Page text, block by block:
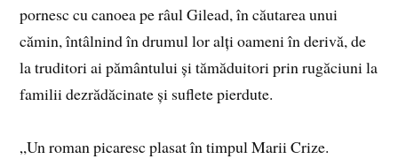
pornesc cu canoea pe râul Gilead, în căutarea unui
cămin, întâlnind în drumul lor alți oameni în derivă, de
la truditori ai pământului și tămăduitori prin rugăciuni la
familii dezrădăcinate și suflete pierdute.
„Un roman picaresc plasat în timpul Marii Crize.